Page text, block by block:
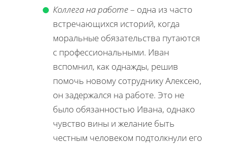
Коллега на работе– одна из часто
встречающихся историй, когда
моральные обязательства путаются
с профессиональными. Иван
вспомнил, как однажды, решив
помочь новому сотруднику Алексею,
он задержался на работе. Это не
было обязанностью Ивана, однако
чувство вины и желание быть
честным человеком подтолкнули его